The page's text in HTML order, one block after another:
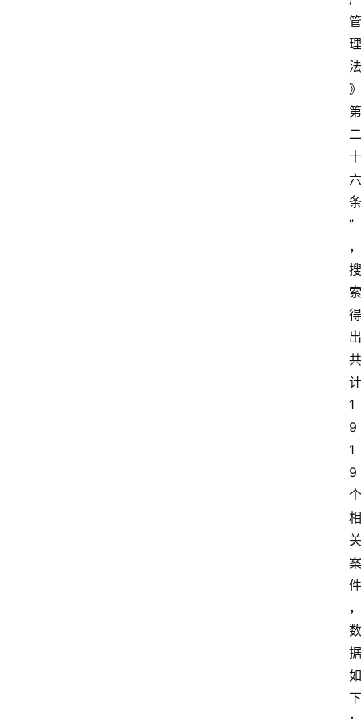
管
理
法
》
第
二
十
六
条
”
，
搜
索
得
出
共
计
1
9
1
9
个
相
关
案
件
，
数
据
如
下